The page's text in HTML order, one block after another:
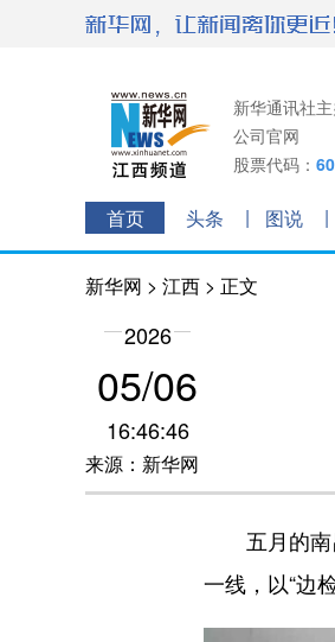
新华通讯社
公司官网
股票代码：
首页 头条 图说
新华网 > 江西 > 正文
2026
05/06
16:46:46
来源：新华网
五月的南昌
一线，以“边